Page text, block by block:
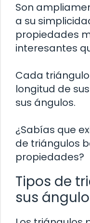
Son
a su
propiedades
interesantes
Cada
longitud de
sus ángulos.
¿Sabías que
de triángulos
propiedades?
Tipos de
sus